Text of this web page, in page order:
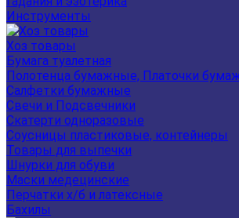
Инструменты
Хоз товары
Бумага туалетная
Полотенца бумажные, Платочки
Салфетки бумажные
Свечи и Подсвечники
Скатерти одноразовые
Соусницы пластиковые, контейнеры
Товары для выпечки
Шнурки для обуви
Маски медецинские
Перчатки х/б и латексные
Бахилы